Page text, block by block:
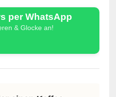
per WhatsApp
& Glocke an!